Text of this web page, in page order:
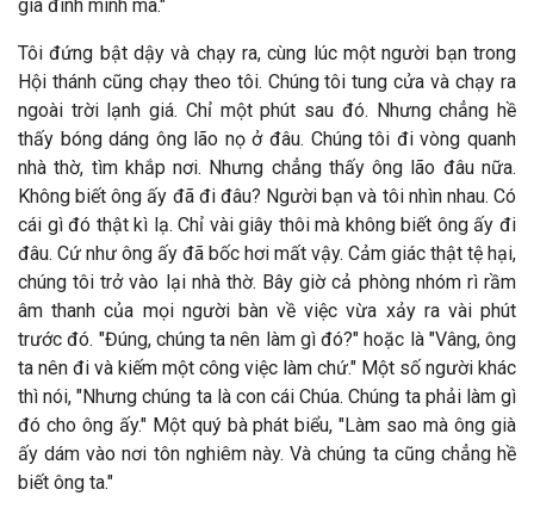
gia đình mình mà."
Tôi đứng bật dậy và chạy ra, cùng lúc một người bạn trong
Hội thánh cũng chạy theo tôi. Chúng tôi tung cửa và chạy ra
ngoài trời lạnh giá. Chỉ một phút sau đó. Nhưng chẳng hề
thấy bóng dáng ông lão nọ ở đâu. Chúng tôi đi vòng quanh
nhà thờ, tìm khắp nơi. Nhưng chẳng thấy ông lão đâu nữa.
Không biết ông ấy đã đi đâu? Người bạn và tôi nhìn nhau. Có
cái gì đó thật kì lạ. Chỉ vài giây thôi mà không biết ông ấy đi
đâu. Cứ như ông ấy đã bốc hơi mất vậy. Cảm giác thật tệ hại,
chúng tôi trở vào lại nhà thờ. Bây giờ cả phòng nhóm rì rầm
âm thanh của mọi người bàn về việc vừa xảy ra vài phút
trước đó. "Đúng, chúng ta nên làm gì đó?" hoặc là "Vâng, ông
ta nên đi và kiếm một công việc làm chứ." Một số người khác
thì nói, "Nhưng chúng ta là con cái Chúa. Chúng ta phải làm gì
đó cho ông ấy." Một quý bà phát biểu, "Làm sao mà ông già
ấy dám vào nơi tôn nghiêm này. Và chúng ta cũng chẳng hề
biết ông ta."